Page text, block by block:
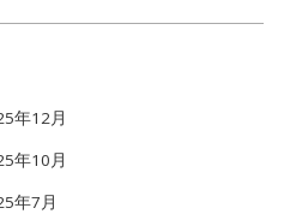
年12月
年10月
年7月